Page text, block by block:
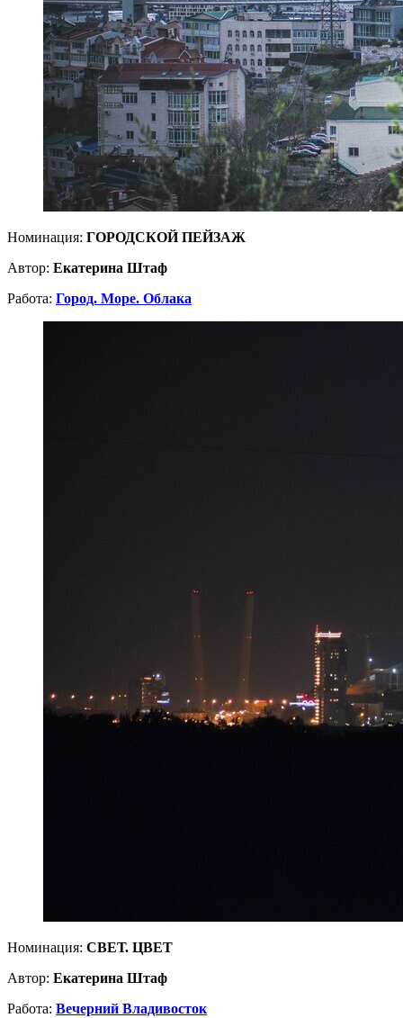
Номинация: ГОРОДСКОЙ ПЕЙЗАЖ
Автор: Екатерина Штаф
Работа: Город. Море. Облака
Номинация: СВЕТ. ЦВЕТ
Автор: Екатерина Штаф
Работа: Вечерний Владивосток